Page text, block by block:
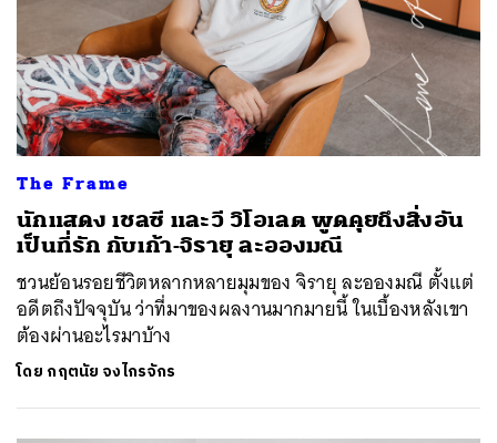
The Frame
นักแสดง เชลซี และวี วิโอเลต พูดคุยถึงสิ่งอัน
เป็นที่รัก กับเก้า-จิรายุ ละอองมณี
ชวนย้อนรอยชีวิตหลากหลายมุมของ จิรายุ ละอองมณี ตั้งแต่
อดีตถึงปัจจุบัน ว่าที่มาของผลงานมากมายนี้ ในเบื้องหลังเขา
ต้องผ่านอะไรมาบ้าง
โดย กฤตนัย จงไกรจักร